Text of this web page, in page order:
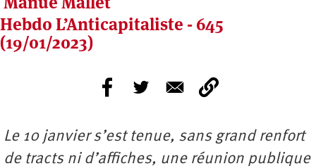
Hebdo L’Anticapitaliste - 645
(19/01/2023)
Le 10 janvier s’est tenue, sans grand renfort
de tracts ni d’affiches, une réunion publique